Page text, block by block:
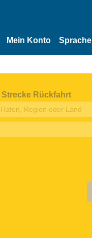
Mein Konto Sprache
Strecke Rückfahrt